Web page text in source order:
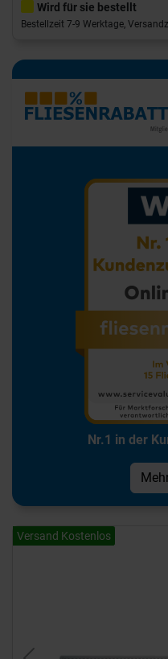
Wird für sie bestellt
Bestellzeit 7-9 Werktage,
Nr.1 in der
Versand Kostenlos